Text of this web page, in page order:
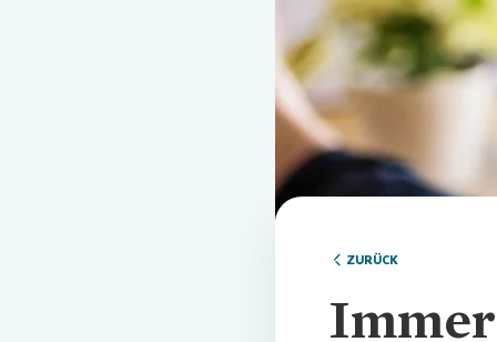
ZURÜCK